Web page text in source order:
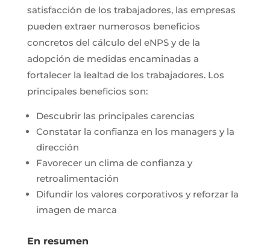
satisfacción de los trabajadores, las empresas
pueden extraer numerosos beneficios
concretos del cálculo del eNPS y de la
adopción de medidas encaminadas a
fortalecer la lealtad de los trabajadores. Los
principales beneficios son:
Descubrir las principales carencias
Constatar la confianza en los managers y la
dirección
Favorecer un clima de confianza y
retroalimentación
Difundir los valores corporativos y reforzar la
imagen de marca
En resumen